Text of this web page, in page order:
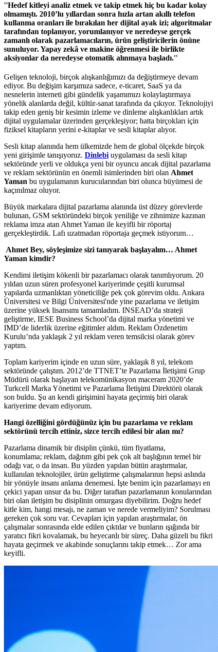
''Hedef kitleyi analiz etmek ve takip etmek hiç bu kadar kolay
olmamıştı. 2010’lu yıllardan sonra hızla artan akıllı telefon
kullanma oranları ile bırakılan her dijital ayak izi; algoritmalar
tarafından toplanıyor, yorumlanıyor ve neredeyse gerçek
zamanlı olarak pazarlamacıların, ürün geliştiricilerin önüne
sunuluyor. Yapay zekâ ve makine öğrenmesi ile birlikte
aksiyonlar da neredeyse otomatik alınmaya başladı.''
Gelişen teknoloji, birçok alışkanlığımızı da değiştirmeye devam
ediyor. Bu değişim karşımıza sadece, e-ticaret, SaaS ya da
nesnelerin interneti gibi gündelik yaşamımızı kolaylaştırmaya
yönelik alanlarda değil, kültür-sanat tarafında da çıkıyor. Teknolojiyi
takip eden geniş bir kesimin izleme ve dinleme alışkanlıkları artık
dijital uygulamalar üzerinden gerçekleşiyor; hatta birçokları için
fiziksel kitapların yerini e-kitaplar ve sesli kitaplar alıyor.
Sesli kitap alanında hem ülkemizde hem de global ölçekde birçok
yeni girişimle tanışıyoruz. Dinlebi uygulaması da sesli kitap
sektöründe yerli ve oldukça yeni bir oyuncu ancak dijital pazarlama
ve reklam sektörünün en önemli isimlerinden biri olan Ahmet
Yaman bu uygulamanın kurucularından biri olunca büyümesi de
kaçınılmaz oluyor.
Büyük markalara dijital pazarlama alanında üst düzey görevlerde
bulunan, GSM sektöründeki birçok yeniliğe ve zihnimize kazınan
reklama imza atan Ahmet Yaman ile keyifli bir röportaj
gerçekleştirdik. Lafı uzatmadan röportaja geçmek istiyorum…
Ahmet Bey, söyleşimize sizi tanıyarak başlayalım… Ahmet
Yaman kimdir?
Kendimi iletişim kökenli bir pazarlamacı olarak tanımlıyorum. 20
yıldan uzun süren profesyonel kariyerimde çeşitli kurumsal
yapılarda uzmanlıktan yöneticiliğe pek çok görevim oldu. Ankara
Üniversitesi ve Bilgi Üniversitesi'nde yine pazarlama ve iletişim
üzerine yüksek lisansımı tamamladım. INSEAD’da strateji
geliştirme, IESE Business School’da dijital marka yönetimi ve
IMD’de liderlik üzerine eğitimler aldım. Reklam Özdenetim
Kurulu’nda yaklaşık 2 yıl reklam veren temsilcisi olarak görev
yaptım.
Toplam kariyerim içinde en uzun süre, yaklaşık 8 yıl, telekom
sektöründe çalıştım. 2012’de TTNET’te Pazarlama İletişimi Grup
Müdürü olarak başlayan telekomünikasyon maceram 2020’de
Turkcell Marka Yönetimi ve Pazarlama İletişimi Direktörü olarak
son buldu. Şu an kendi girişimini hayata geçirmiş biri olarak
kariyerime devam ediyorum.
Hangi özelliğini gördüğünüz için bu pazarlama ve reklam
sektörünü tercih ettiniz, sizce tercih edilesi bir alan mı?
Pazarlama dinamik bir disiplin çünkü, tüm fiyatlama,
konumlama; reklam, dağıtım gibi pek çok alt başlığının temel bir
odağı var, o da insan. Bu yüzden yapılan bütün araştırmalar,
kullanılan teknolojiler, ürün geliştirme çalışmalarının hepsi aslında
bir yönüyle insanı anlama denemesi. İşte benim için pazarlamayı en
çekici yapan unsur da bu. Diğer taraftan pazarlamanın konularından
biri olan iletişim bu disiplinin omurgası diyebilirim. Doğru hedef
kitle kim, hangi mesajı, ne zaman ve nerede vermeliyim? Sorulması
gereken çok soru var. Cevapları için yapılan araştırmalar, ön
çalışmalar sonrasında elde edilen çıktılar ve bunların ışığında bir
yaratıcı fikri kovalamak, bu heyecanlı bir süreç. Daha güzeli bu fikri
hayata geçirmek ve akabinde sonuçlarını takip etmek… Zor ama
keyifli.